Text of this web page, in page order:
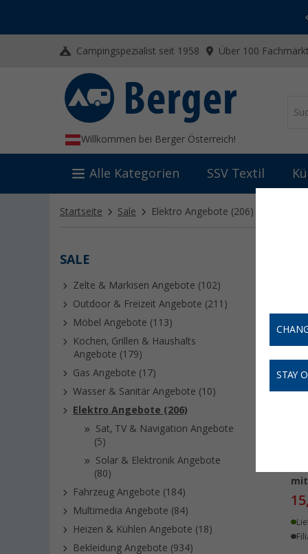
Campingspezialist seit 1958 Über 100
Willkommen bei Berger Österreich!
Alle Kategorien SSV Textil
Startseite Sale Elektro Angebote (206)
SALE
Zelte & Markisen Angebote (102)
Outdoor & Freizeit Angebote (211)
Möbel Angebote (113)
Kochen, Grillen & Haushalts
Angebote (179)
Gas Angebote (17)
Wasser & Sanitär Angebote (10)
Elektro Angebote (206)
Sat, TV & Navigation Angebote
(5)
Solar & Elektronik Angebote
(80)
Fahrzeug Angebote (184)
Multimedia Angebote (84)
Heizen & Kühlen Angebote (18)
Bekleidung Angebote (934)
%
15,
STAY